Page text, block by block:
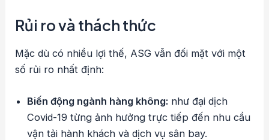
Rủi ro và thách thức
Mặc dù có nhiều lợi thế, ASG vẫn đối mặt với một
số rủi ro nhất định:
Biến động ngành hàng không: như đại dịch
Covid-19 từng ảnh hưởng trực tiếp đến nhu cầu
vận tải hành khách và dịch vụ sân bay.